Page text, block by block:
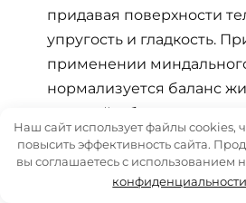
придавая поверхности
упругость и гладкость.
применении
нормализуется баланс
который у беременяшек
на фоне гормональных
Какао-масло – еще одно
средство для борьбы со
Наш сайт использует файлы cookies,
повысить эффективность сайта.
вы соглашаетесь с использованием
конфиденциальности